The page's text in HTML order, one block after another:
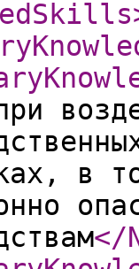
в
</